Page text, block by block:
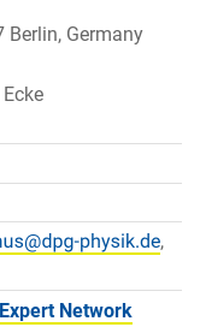
Berlin, Germany
,
Network